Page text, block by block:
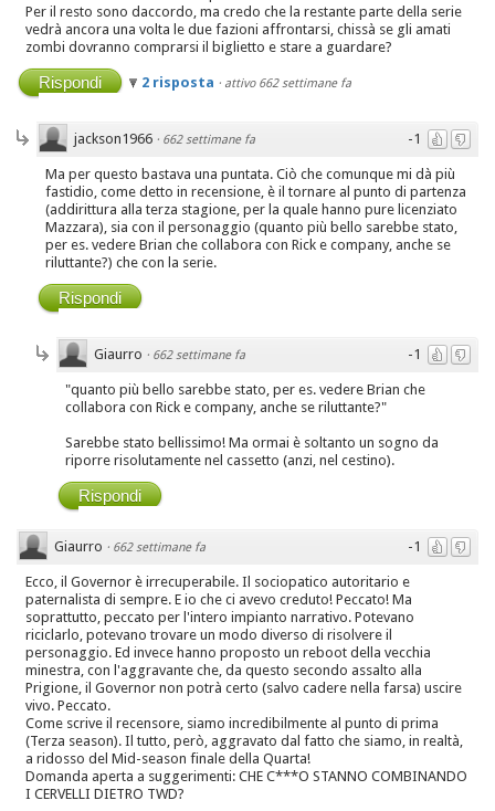
Per il resto sono daccordo, ma credo che la restante parte della serie
vedrà ancora una volta le due fazioni affrontarsi, chissà se gli amati
zombi dovranno comprarsi il biglietto e stare a guardare?
Rispondi 2 risposta · attivo 662 settimane fa
-1
jackson1966 · 662 settimane fa
Ma per questo bastava una puntata. Ciò che comunque mi dà più
fastidio, come detto in recensione, è il tornare al punto di partenza
(addirittura alla terza stagione, per la quale hanno pure licenziato
Mazzara), sia con il personaggio (quanto più bello sarebbe stato,
per es. vedere Brian che collabora con Rick e company, anche se
riluttante?) che con la serie.
Rispondi
-1
Giaurro · 662 settimane fa
"quanto più bello sarebbe stato, per es. vedere Brian che
collabora con Rick e company, anche se riluttante?"
Sarebbe stato bellissimo! Ma ormai è soltanto un sogno da
riporre risolutamente nel cassetto (anzi, nel cestino).
Rispondi
-1
Giaurro · 662 settimane fa
Ecco, il Governor è irrecuperabile. Il sociopatico autoritario e
paternalista di sempre. E io che ci avevo creduto! Peccato! Ma
soprattutto, peccato per l'intero impianto narrativo. Potevano
riciclarlo, potevano trovare un modo diverso di risolvere il
personaggio. Ed invece hanno proposto un reboot della vecchia
minestra, con l'aggravante che, da questo secondo assalto alla
Prigione, il Governor non potrà certo (salvo cadere nella farsa) uscire
vivo. Peccato.
Come scrive il recensore, siamo incredibilmente al punto di prima
(Terza season). Il tutto, però, aggravato dal fatto che siamo, in realtà,
a ridosso del Mid-season finale della Quarta!
Domanda aperta a suggerimenti: CHE C***O STANNO COMBINANDO
I CERVELLI DIETRO TWD?